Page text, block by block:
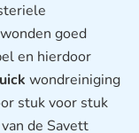
goed
en hierdoor
wondreiniging
stuk voor stuk
de Savett